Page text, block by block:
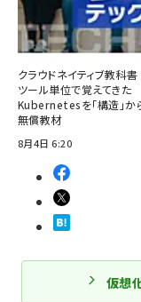
クラウドネイティブ教科書
ツール単位で覚えてきた
Kubernetesを「構造」か
無償教材
8月4日 6:20
仮想